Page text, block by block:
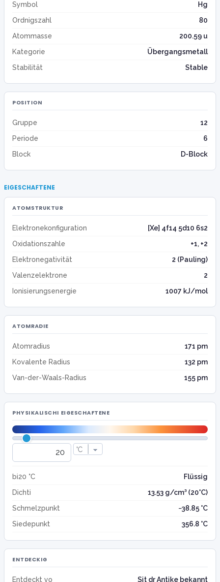
Symbol
Hg
Ordnigszahl
80
Atommasse
200.59 u
Kategorie
Übergangsmetall
Stabilität
Stable
POSITION
Gruppe
12
Periode
6
Block
D-Block
EIGESCHAFTENE
ATOMSTRUKTUR
Elektronekonfiguration
[Xe] 4f14 5d10 6s2
Oxidationszahle
+1, +2
Elektronegativität
2 (Pauling)
Valenzelektrone
2
Ionisierungsenergie
1007 kJ/mol
ATOMRADIE
Atomradius
171 pm
Kovalente Radius
132 pm
Van-der-Waals-Radius
155 pm
PHYSIKALISCHI EIGESCHAFTENE
bi20 °C
Flüssig
Dichti
13.53 g/cm³ (20°C)
Schmelzpunkt
−38.85 °C
Siedepunkt
356.8 °C
ENTDECKIG
Entdeckt vo Sit dr Antike bekannt